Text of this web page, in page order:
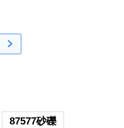
87577砂礫